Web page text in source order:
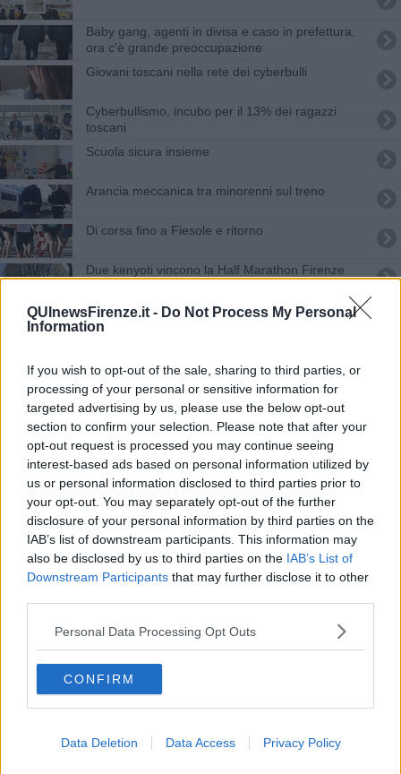
QUInewsFirenze.it - Do Not Process My Personal
Information
If you wish to opt-out of the sale, sharing to third parties, or
processing of your personal or sensitive information for
targeted advertising by us, please use the below opt-out
section to confirm your selection. Please note that after your
opt-out request is processed you may continue seeing
interest-based ads based on personal information utilized by
us or personal information disclosed to third parties prior to
your opt-out. You may separately opt-out of the further
disclosure of your personal information by third parties on the
IAB’s list of downstream participants. This information may
also be disclosed by us to third parties on the IAB’s List of
Downstream Participants that may further disclose it to other
Personal Data Processing Opt Outs
CONFIRM
Data Deletion Data Access Privacy Policy
Baby gang, agenti in divisa e caso in prefettura,
ora c'è grande preoccupazione
Giovani toscani nella rete dei cyberbulli
Cyberbullismo, incubo per il 13% dei ragazzi
toscani
Scuola sicura insieme
Arancia meccanica tra minorenni sul treno
Di corsa fino a Fiesole e ritorno
Due kenyoti vincono la Half Marathon Firenze
Prefettura e genitori uniti contro lo sballo
Botte, insulti e umiliazioni, incubo a scuola
Vecchie glorie del calcio storico e pompieri
Pompieri e calcio storico in campo per l'Ail
Agenda della polizia nelle scuole fiorentine
Pedofilia, un anno di indagini nel web oscuro
Raccolta firme contro il bullismo nei giardini
Cyberbullismo, a 62 Comuni fondi per
contrastarlo
Il 28% degli studenti è vittima di bullismo
In 18mila per la scelta del futuro